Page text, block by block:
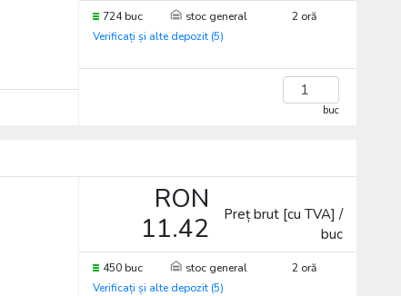
724 buc stoc general
2 oră
Verificați și alte depozit (5)
buc
RON
11.42
Preț brut [cu TVA] /
buc
450 buc stoc general
2 oră
Verificați și alte depozit (5)